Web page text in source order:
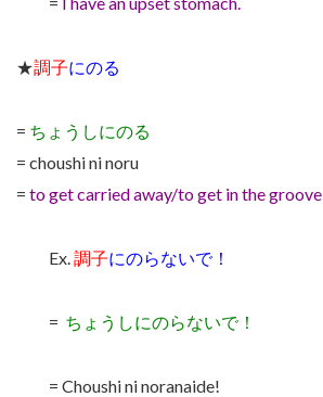
★調子にのる
= ちょうしにのる
= choushi ni noru
= to get carried away/to get in the groove
Ex. 調子にのらないで！
= ちょうしにのらないで！
= Choushi ni noranaide!